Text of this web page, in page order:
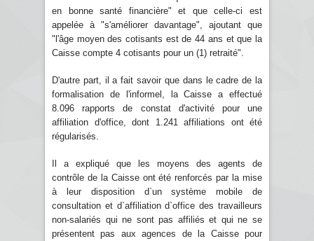
en bonne santé financière" et que celle-ci est
appelée à "s'améliorer davantage", ajoutant que
"l'âge moyen des cotisants est de 44 ans et que la
Caisse compte 4 cotisants pour un (1) retraité".
D'autre part, il a fait savoir que dans le cadre de la
formalisation de l'informel, la Caisse a effectué
8.096 rapports de constat d'activité pour une
affiliation d'office, dont 1.241 affiliations ont été
régularisés.
Il a expliqué que les moyens des agents de
contrôle de la Caisse ont été renforcés par la mise
à leur disposition d`un système mobile de
consultation et d`affiliation d`office des travailleurs
non-salariés qui ne sont pas affiliés et qui ne se
présentent pas aux agences de la Caisse pour